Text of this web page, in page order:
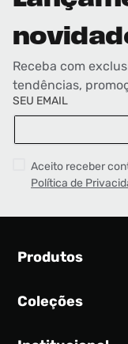
Receba com
tendências,
SEU EMAIL
Aceito receber
Política de
Produtos
Calendário SNEAKER
Coleções